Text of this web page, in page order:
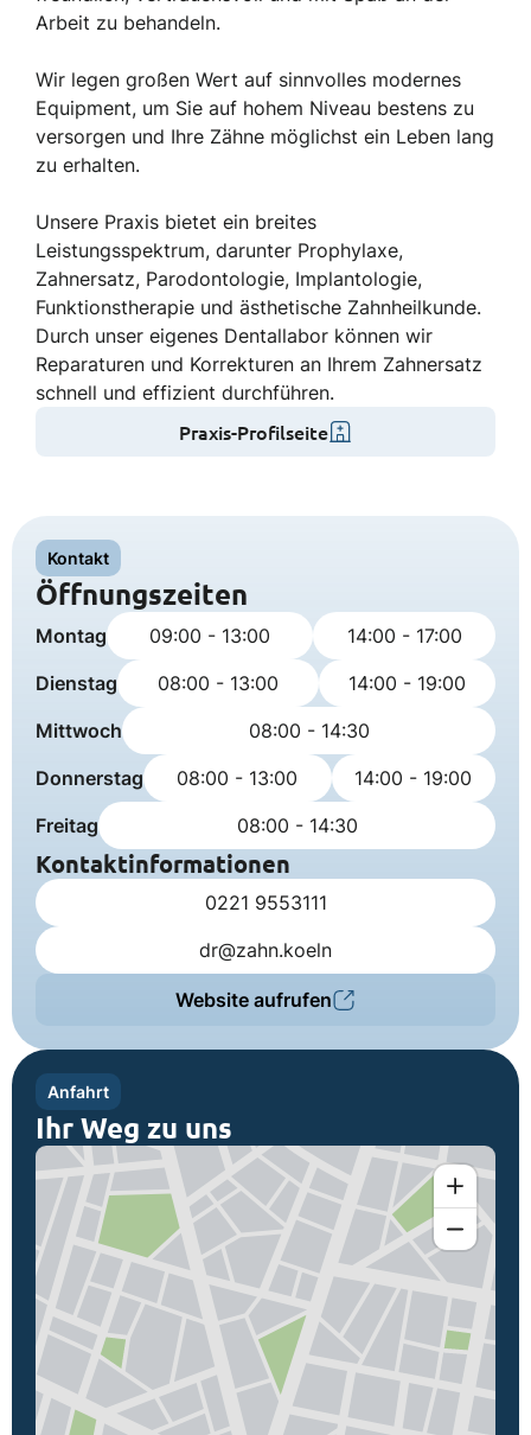
Arbeit zu behandeln.
Wir legen großen Wert auf sinnvolles modernes
Equipment, um Sie auf hohem Niveau bestens zu
versorgen und Ihre Zähne möglichst ein Leben lang
zu erhalten.
Unsere Praxis bietet ein breites
Leistungsspektrum, darunter Prophylaxe,
Zahnersatz, Parodontologie, Implantologie,
Funktionstherapie und ästhetische Zahnheilkunde.
Durch unser eigenes Dentallabor können wir
Reparaturen und Korrekturen an Ihrem Zahnersatz
schnell und effizient durchführen.
Praxis-Profilseite
Kontakt
Öffnungszeiten
Montag 09:00 - 13:00
14:00 - 17:00
Dienstag
08:00 - 13:00
14:00 - 19:00
Mittwoch
08:00 - 14:30
Donnerstag
08:00 - 13:00
14:00 - 19:00
Freitag
08:00 - 14:30
Kontaktinformationen
0221 9553111
dr@zahn.koeln
Website aufrufen
Anfahrt
Ihr Weg zu uns